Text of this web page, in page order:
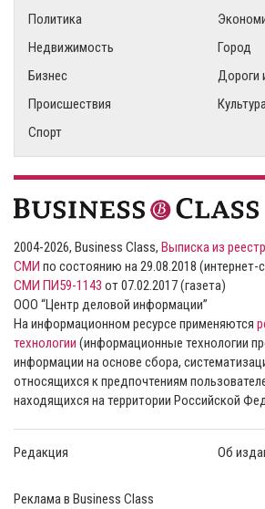
Политика
Недвижимость
Город
Бизнес
Дороги
Происшествия
Культура
Спорт
2004-2026, Business Class, Выписка из
СМИ по состоянию на 29.08.2018 (интернет-
СМИ ПИ59-1143 от 07.02.2017 (газета)
ООО “Центр деловой информации”
На информационном ресурсе применяются
технологии (информационные технологии
информации на основе сбора,
относящихся к предпочтениям
находящихся на территории Российской
Редакция Об
Реклама в Business Class